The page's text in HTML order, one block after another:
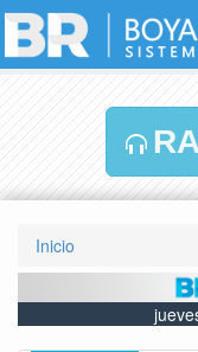
Inicio